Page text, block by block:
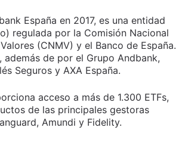
España en 2017, es una entidad
regulada por la Comisión Nacional
(CNMV) y el Banco de España.
además de por el Grupo Andbank,
Seguros y AXA España.
acceso a más de 1.300 ETFs,
de las principales gestoras
Amundi y Fidelity.